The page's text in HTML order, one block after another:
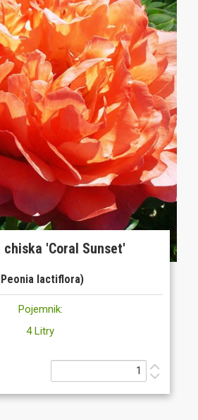
chiska 'Coral Sunset'
lactiflora)
Pojemnik:
4 Litry